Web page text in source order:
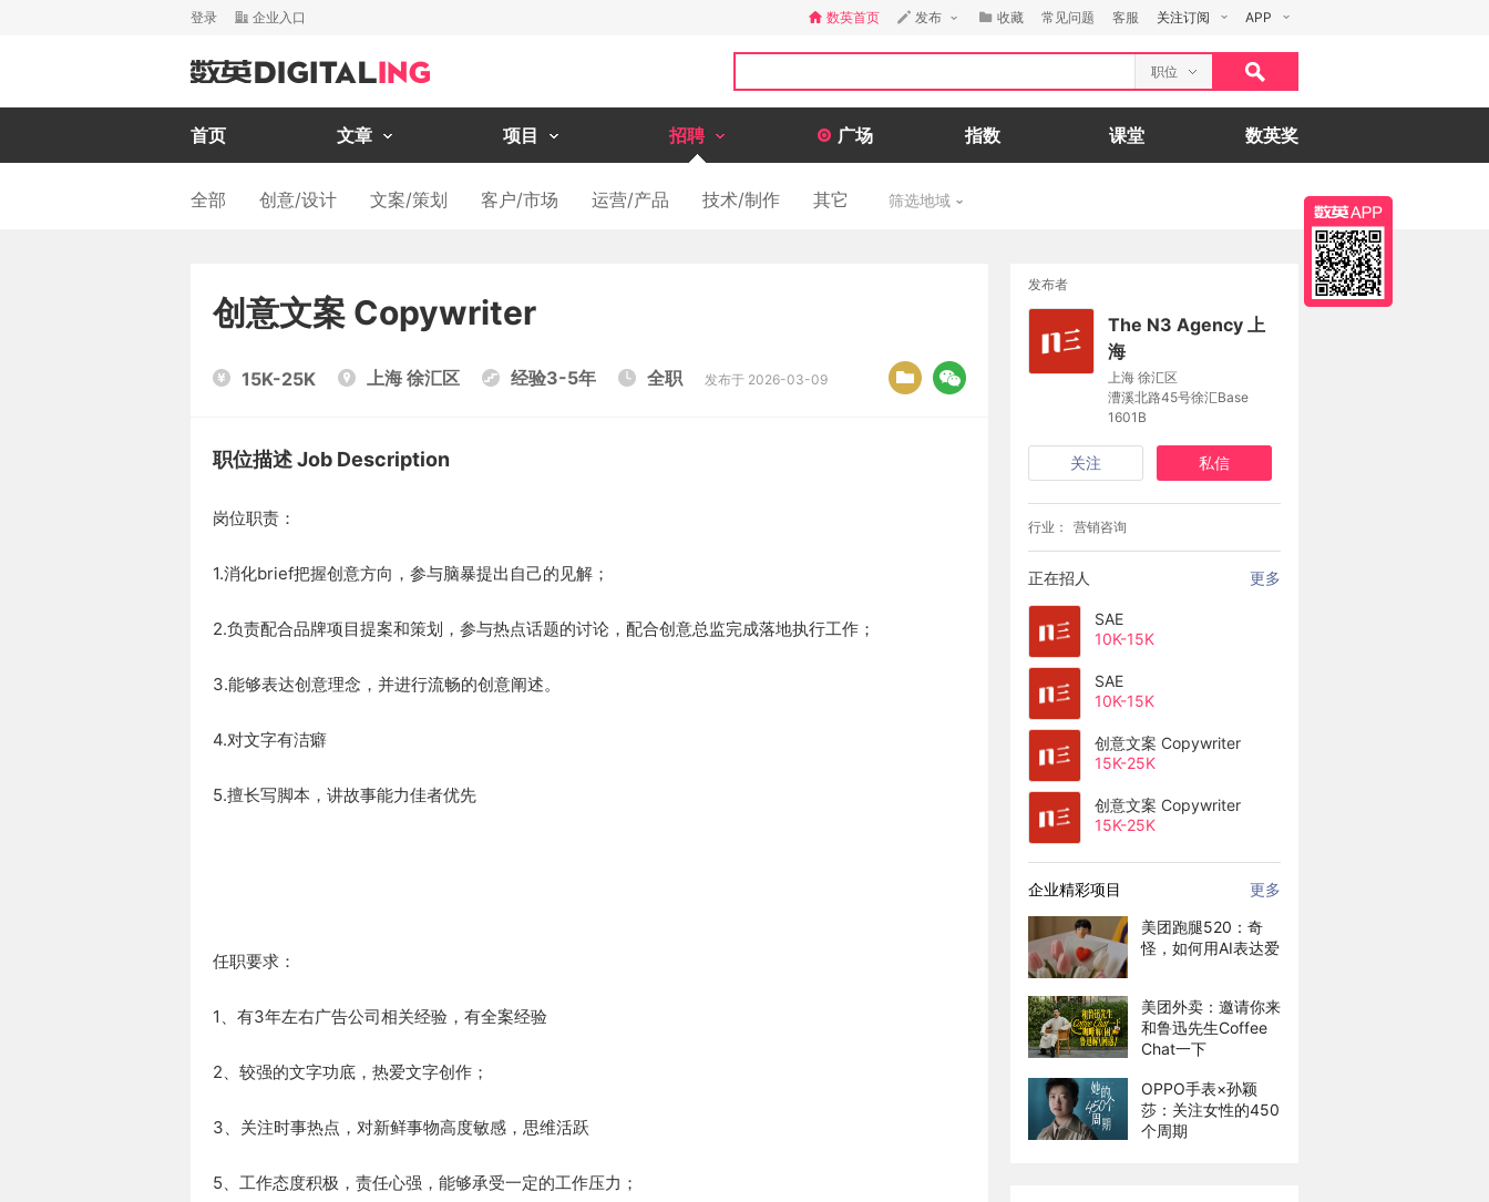
登录 企业入口 数英首页 发布 收藏 常见问题 客服 关注订阅 APP
职位
首页 文章 项目 招聘 广场 指数 课堂 数英奖
全部 创意/设计 文案/策划 客户/市场 运营/产品 技术/制作 其它 筛选地域
创意文案 Copywriter
15K-25K 上海 徐汇区 经验3-5年 全职 发布于 2026-03-09
职位描述 Job Description
岗位职责：
1.消化brief把握创意方向，参与脑暴提出自己的见解；
2.负责配合品牌项目提案和策划，参与热点话题的讨论，配合创意总监完成落地执行工作；
3.能够表达创意理念，并进行流畅的创意阐述。
4.对文字有洁癖
5.擅长写脚本，讲故事能力佳者优先
任职要求：
1、有3年左右广告公司相关经验，有全案经验
2、较强的文字功底，热爱文字创作；
3、关注时事热点，对新鲜事物高度敏感，思维活跃
5、工作态度积极，责任心强，能够承受一定的工作压力；
发布者
The N3 Agency 上
海
上海 徐汇区
漕溪北路45号徐汇Base
1601B
关注 私信
行业： 营销咨询
正在招人 更多
SAE
10K-15K
SAE
10K-15K
创意文案 Copywriter
15K-25K
创意文案 Copywriter
15K-25K
企业精彩项目 更多
美团跑腿520：奇
怪，如何用AI表达爱
美团外卖：邀请你来
和鲁迅先生Coffee
Chat一下
OPPO手表×孙颖
莎：关注女性的450
个周期